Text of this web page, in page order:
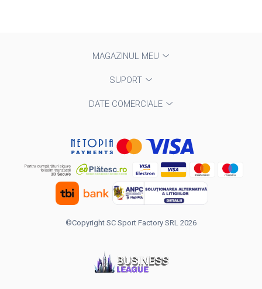
MAGAZINUL MEU
SUPORT
DATE COMERCIALE
©Copyright SC Sport Factory SRL 2026